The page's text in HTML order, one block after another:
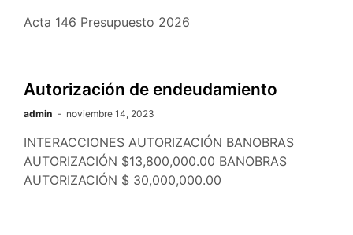
Acta 146 Presupuesto 2026
Autorización de endeudamiento
admin noviembre 14, 2023
INTERACCIONES AUTORIZACIÓN BANOBRAS
AUTORIZACIÓN $13,800,000.00 BANOBRAS
AUTORIZACIÓN $ 30,000,000.00